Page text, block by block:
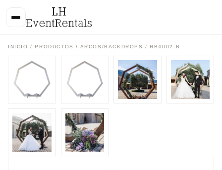
INICIO / PRODUCTOS/ ARCOS/BACKDROPS / RB0002-B